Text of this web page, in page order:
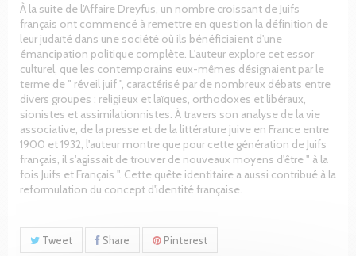
À la suite de l'Affaire Dreyfus, un nombre croissant de Juifs
français ont commencé à remettre en question la définition de
leur judaïté dans une société où ils bénéficiaient d'une
émancipation politique complète. L'auteur explore cet essor
culturel, que les contemporains eux-mêmes désignaient par le
terme de " réveil juif ", caractérisé par de nombreux débats entre
divers groupes : religieux et laïques, orthodoxes et libéraux,
sionistes et assimilationnistes. À travers son analyse de la vie
associative, de la presse et de la littérature juive en France entre
1900 et 1932, l'auteur montre que pour cette génération de Juifs
français, il s'agissait de trouver de nouveaux moyens d'être " à la
fois Juifs et Français ". Cette quête identitaire a aussi contribué à la
reformulation du concept d'identité française.
Tweet Share Pinterest